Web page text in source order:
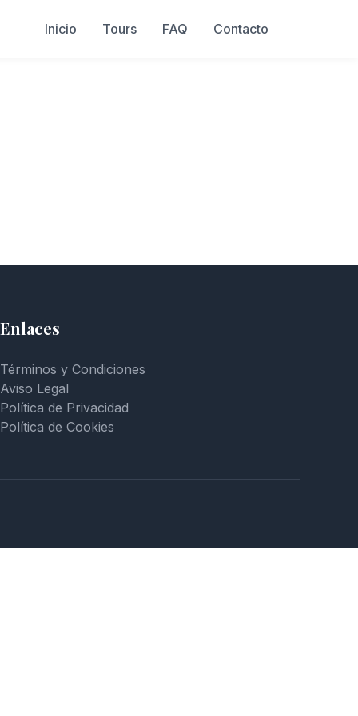
Inicio Tours FAQ Contacto
Enlaces
Términos y Condiciones
Aviso Legal
Política de Privacidad
Política de Cookies